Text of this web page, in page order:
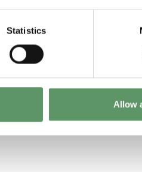
Statistics
Allow
der inviteres til at pitche